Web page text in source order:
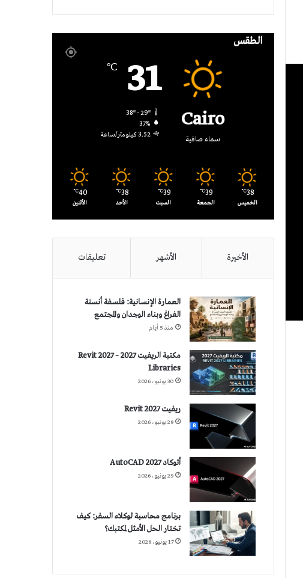
الطقس
Cairo
سماء صافية
31
℃
38º - 29º
37%
3.52 كيلومتر/ساعة
38
℃
الخميس
39
℃
الجمعة
39
℃
السبت
38
℃
الأحد
40
℃
الأثنين
الأخيرة الأشهر تعليقات
العمارة الإنسانية: فلسفة أنسنة
الفراغ وبناء الوجدان والمجتمع
منذ 5 أيام
مكتبة الريفيت 2027 – Revit 2027
Libraries
30 يونيو، 2026
ريفيت 2027 Revit
29 يونيو، 2026
أتوكاد 2027 AutoCAD
29 يونيو، 2026
برنامج محاسبة لوكلاء السفر: كيف
تختار الحل الأمثل لمكتبك؟
17 يونيو، 2026